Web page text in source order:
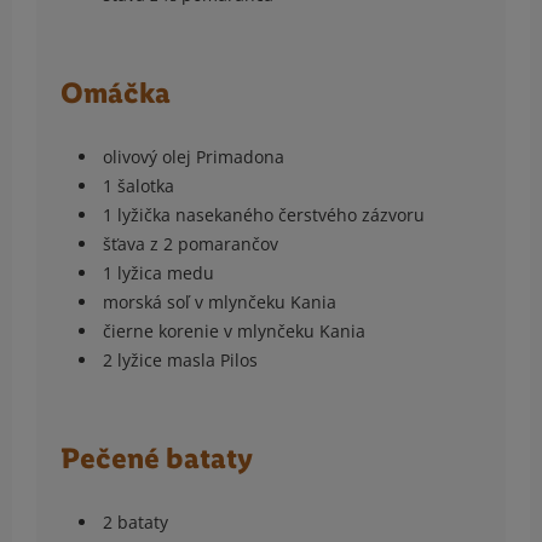
Omáčka
olivový olej Primadona
1 šalotka
1 lyžička nasekaného čerstvého zázvoru
šťava z 2 pomarančov
1 lyžica medu
morská soľ v mlynčeku Kania
čierne korenie v mlynčeku Kania
2 lyžice masla Pilos
Pečené bataty
2 bataty